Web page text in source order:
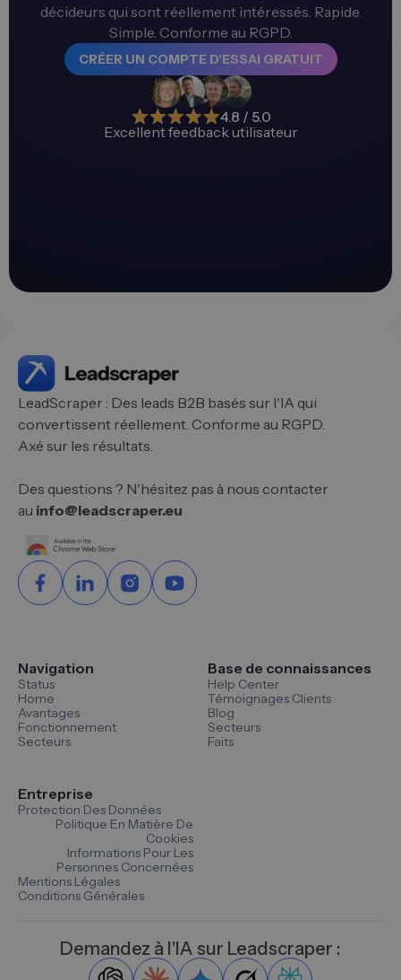
décideurs qui sont réellement intéressés. Rapide.
Simple. Conforme au RGPD.
CRÉER UN COMPTE D'ESSAI GRATUIT
4.8 / 5.0
Excellent feedback utilisateur
LeadScraper : Des leads B2B basés sur l'IA qui
convertissent réellement. Conforme au RGPD.
Axé sur les résultats.
Des questions ? N'hésitez pas à nous contacter
au info@leadscraper.eu
Navigation
Status
Home
Avantages
Fonctionnement
Secteurs
Base de connaissances
Help Center
Témoignages Clients
Blog
Secteurs
Faits
Entreprise
Protection Des Données
Politique En Matière De
Cookies
Informations Pour Les
Personnes Concernées
Mentions Légales
Conditions Générales
Demandez à l'IA sur Leadscraper :